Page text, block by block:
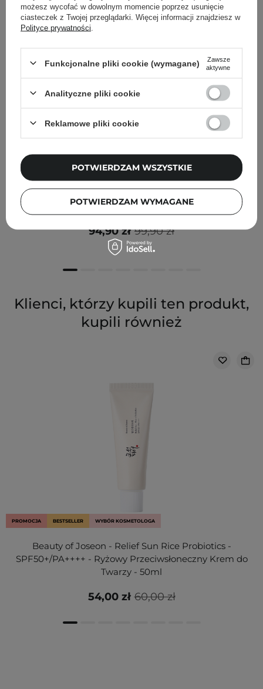
PROMOCJA
Anua - Peach 77% Niacin Enriched Cream - Nawilżający
Krem do Twarzy z 77% Ekstraktem z Brzoskwini - 50ml
99,90 zł
94,90 zł
Klienci, którzy kupili ten produkt,
kupili również
PROMOCJA BESTSELLER WYBÓR KOSMETOLOGA
Beauty of Joseon - Relief Sun Rice Probiotics -
SPF50+/PA++++ - Ryżowy Przeciwsłoneczny Krem do
Twarzy - 50ml
60,00 zł
54,00 zł
możesz wycofać w dowolnym momencie poprzez usunięcie
ciasteczek z Twojej przeglądarki. Więcej informacji znajdziesz w
Polityce prywatności
Funkcjonalne pliki cookie (wymagane)
Zawsze
aktywne
Analityczne pliki cookie
Reklamowe pliki cookie
POTWIERDZAM WYMAGANE
POTWIERDZAM WSZYSTKIE